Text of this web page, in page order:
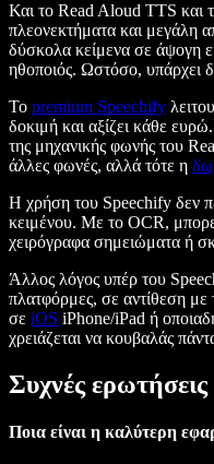
Και το Read Aloud TTS και
πλεονεκτήματα και μεγάλη
δύσκολα κείμενα σε άψογη
ηθοποιός. Ωστόσο, υπάρχει
Το premium Speechify
δοκιμή και αξίζει κάθε
της μηχανικής φωνής του
άλλες φωνές, αλλά τότε η
Η χρήση του Speechify δεν
κειμένου. Με το OCR,
χειρόγραφα σημειώματα ή
Άλλος λόγος υπέρ του
πλατφόρμες, σε αντίθεση
σε iOS iPhone/iPad ή
χρειάζεται να κουβαλάς
Συχνές ερωτήσεις
Ποια είναι η καλύτερη